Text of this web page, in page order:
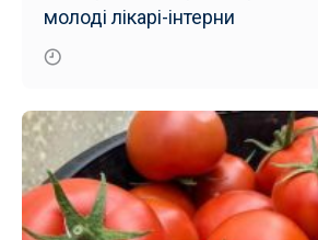
молоді лікарі-інтерни